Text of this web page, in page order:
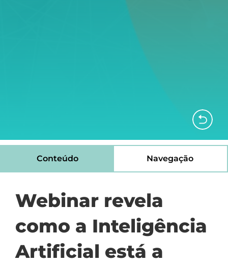
Conteúdo Navegação
Webinar revela
como a Inteligência
Artificial está a